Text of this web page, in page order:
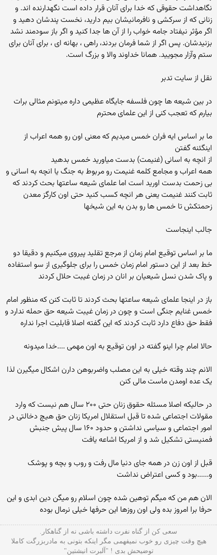
نگاهداشت حقوقی که خدا برای آنان قرار داده است نگهدارنده اند. و
زنانی که از سرکشی و نافرمانیشان بیم دارید، نخست پندشان دهید و
اگر مؤثر نیفتاد جامه خواب را از آن ها جدا کنید و اگر باز سودمند نشد
بزنیدشان. پس اگر از شما فرمان بردند، راهی ، بهانه ای ، برای آنان برای
ستم وآزار مجویید. همانا خداوند والا و بزرگ است.
نقل از سایت تدبر
در بین شیعه ها چون فلسفه جایگاه عظیمی داره میتونم مثالی برات
بیارم که تعجب کنی از این علمای محترم
ما بر اساس ایه فران خمس میدیم که معنی اون رو همه اعراب از
اینگئنه گفتن
از انچه به اسانی (غنیمت) بدست میاورید خمس بدهید
همه اعراب و مجامع کلمه غنیمت رو مربوط به جنگ یا انچه به اسانی و
بی زحمت بدست اورید است اما علمای شیعه ساعتها بحث کردند که
ثابت کنند غنیمت یعنی هر انچه کسب کنید حتی اون کارگز معدن
زحمتکش تا خمس ها رو بدن به این شیخها
جالب اینجاست
ما بر اساس توقیع امام زمان از مرجع تقلید پیروی میکنیم و دقیقا دو
خط بعد از این دستور امام زمان خمس را برای جلوگیری از سو استفاده
و پاک شدن نسل شیعیان بر انان در زمان غیبت حلال کردند
باز در اینجا علمای شیعه ساعتها بحث کردند تا ثابت کنن که منظور امام
خمس غنایم جنگی است و چون در زمان غیبت شیعه حق حمله ندارد و
فقط حق دفاع دارد ثابت کردند که این گفته اصلا قابلیت اجرا نداره
حالا امام چرا اینو گفته در اون توقیع به اون مهمی ....خدا میدونه
الانم چند وقته خیلی به این مصلب واضربوهن دارن اشکال میگیرن لذا
یک عده اومدن ماست مالی کنن
در حالیکه اصلا مسئله حقوق زنان حتی ۲۰۰ سال هم نیست که وارد
مقولات اجتماعی شده تا قبل استقلال امریکا زنان حق هیچ دخالتی در
امور اجتماعی و سیاسی نداشتن و حدود ۱۶۰ سال پیش جنبش
فمنیستی تشکیل شد و از امریکا اشاعه یافت
قبل از اون زن در همه جای دنیا مال رفت و روب و بچه و پوشک
و......بود و کسی اعتراض نداشت
الان هم من که میگم توهین شده چون اسلام رو میگن دین ابدی و این
حرفا برا امروز بده ولی اون روزها این حرفها خیلی نرمال بوده
سعی کن از گناه نفرت داشته باشی نه از گناهکار.
هیچ وقت چیزی رو خوب نمیفهمی مگر اینکه بتونی به مادربزرگت کاملا
توضیحش بدی ! "آلبرت انیشتین"